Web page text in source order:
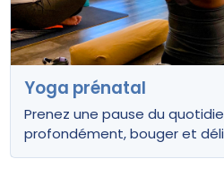
Yoga prénatal
Prenez une pause du
profondément, bouger et